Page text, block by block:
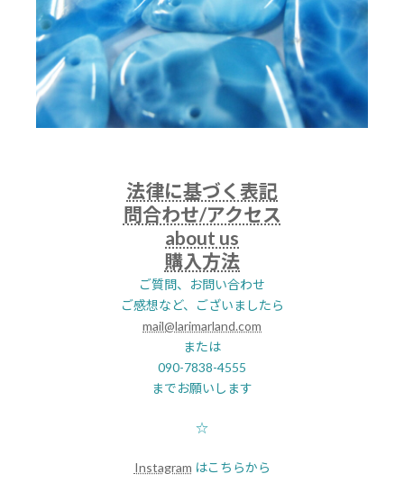
法律に基づく表記
問合わせ/アクセス
about us
購入方法
ご質問、お問い合わせ
ご感想など、ございましたら
mail@larimarland.com
または
090-7838-4555
までお願いします
☆
Instagram はこちらから